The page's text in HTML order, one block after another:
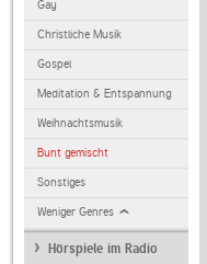
Gay
Christliche Musik
Gospel
Meditation & Entspannung
Weihnachtsmusik
Bunt gemischt
Sonstiges
Weniger Genres
Hörspiele im Radio